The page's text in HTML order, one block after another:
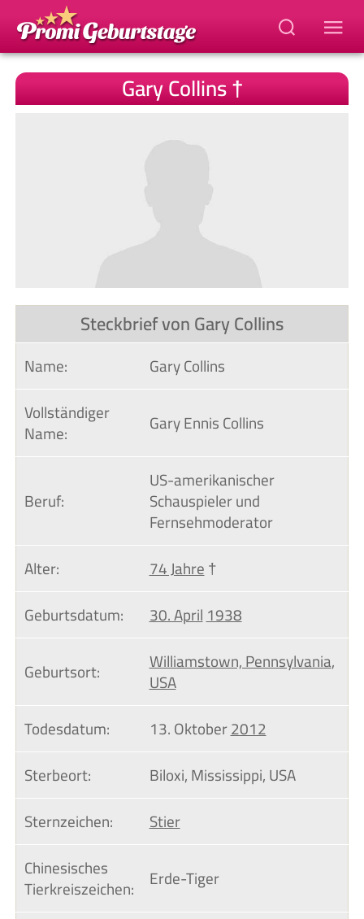
Gary Collins †
Steckbrief von Gary Collins
Name:
Gary Collins
Vollständiger
Name: Gary Ennis Collins
Beruf:
US-amerikanischer
Schauspieler und
Fernsehmoderator
Alter:
74 Jahre†
Geburtsdatum:
30. April1938
Geburtsort:
Williamstown, Pennsylvania,
USA
Todesdatum:
13. Oktober2012
Sterbeort:
Biloxi, Mississippi, USA
Sternzeichen:
Stier
Chinesisches
Tierkreiszeichen: Erde-Tiger